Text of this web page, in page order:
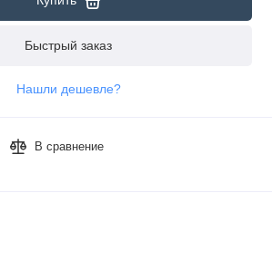
Быстрый заказ
Нашли дешевле?
В сравнение